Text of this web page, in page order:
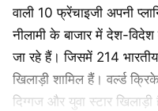
वाली 10 फ्रेंचाइजी अपनी
नीलामी के बाजार में देश-
जा रहे हैं। जिसमें 214
खिलाड़ी शामिल हैं। वर्ल्ड
दिग्गज और युवा स्टार